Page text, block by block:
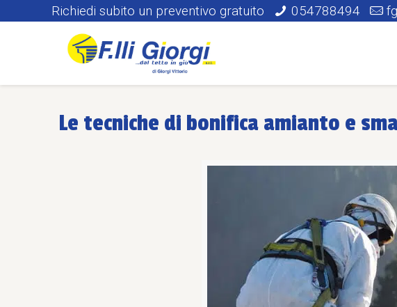
Richiedi subito un preventivo gratuito 054788494
Le tecniche di bonifica amianto e